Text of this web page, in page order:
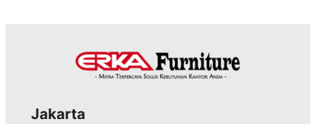
Jakarta